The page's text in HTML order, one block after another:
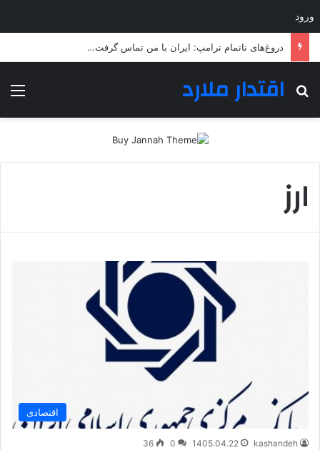
ورود
دروغ‌های ناتمام ترامپ: ایران با من تماس گرفت…
اقتدار ملارد
جستجو برای
ارز
اقتصادی
kashandeh
1405.04.22
0
36